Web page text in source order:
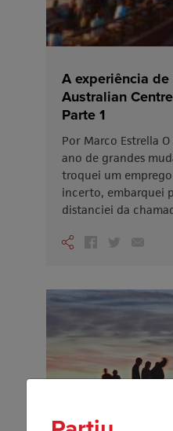
A experiência
Australian
Parte 1
Por Marco Estrella
ano de grandes
troquei um
incerto, embarquei
distanciei da